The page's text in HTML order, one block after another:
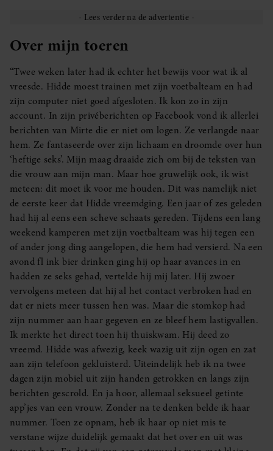
Over mijn toeren
“Twee weken later had ik echter het bewijs voor wat ik al
vreesde. Hidde moest trainen met zijn voetbalteam en had
zijn computer niet goed afgesloten. Ik kon zo in zijn
account. In zijn privéberichten op Facebook vond ik allerlei
berichten van Mirte die er niet om logen. Ze verlangde naar
hem. Ze fantaseerde over zijn lichaam en droomde over hun
‘heftige seks’. Mijn maag draaide zich om bij de teksten van
die vrouw aan mijn man. Maar hoe gruwelijk ook, ik wist
meteen: dit moet ik voor me houden. Dit was namelijk niet
de eerste keer dat Hidde vreemdging. Een jaar of zes geleden
had hij al eens een scheve schaats gereden. Tijdens een lang
weekend kamperen met zijn voetbalteam was hij tegen een
of ander jong ding aangelopen, die hem had versierd. Na een
avond fl ink bier drinken ging hij op haar avances in en
hadden ze seks gehad, vertelde hij mij later. Hij zwoer
vervolgens meteen dat hij al het contact verbroken had en
dat er niets meer tussen hen was. Maar die stomkop had
zijn nummer aan haar gegeven en ze bleef hem lastigvallen.
Ik merkte het direct toen hij thuiskwam. Hij deed zo
vreemd. Hidde was afwezig, keek wazig uit zijn ogen en zat
aan zijn telefoon gekluisterd. Uiteindelijk heb ik na twee
dagen zijn mobiel uit zijn handen getrokken en langs zijn
berichten gescrold. En ja hoor, allemaal seksueel getinte
app’jes van een vrouw. Zonder na te denken belde ik haar
nummer. Toen ze opnam, heb ik haar op niet mis te
verstane wijze duidelijk gemaakt dat het over en uit was